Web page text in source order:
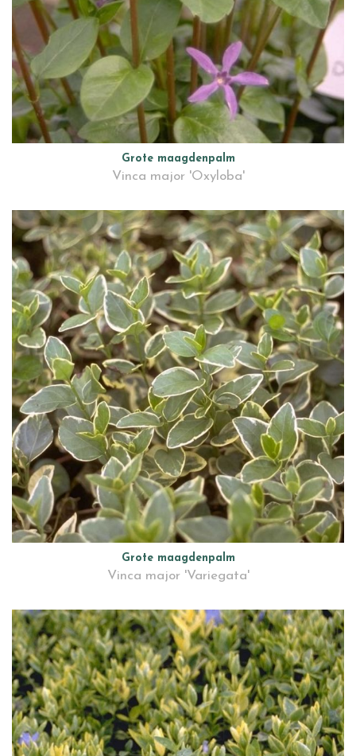
Grote maagdenpalm
Vinca major 'Oxyloba'
Grote maagdenpalm
Vinca major 'Variegata'